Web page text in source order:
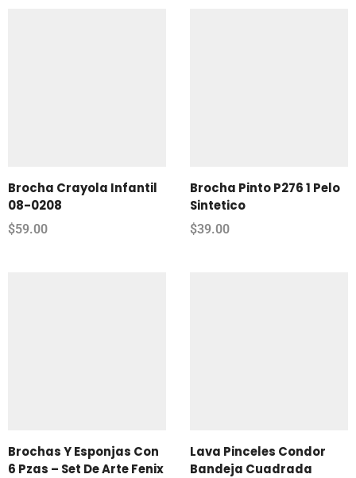
Brocha Crayola Infantil
08-0208
$59.00
Brocha Pinto P276 1 Pelo
Sintetico
$39.00
Brochas Y Esponjas Con
6 Pzas – Set De Arte Fenix
Lava Pinceles Condor
Bandeja Cuadrada